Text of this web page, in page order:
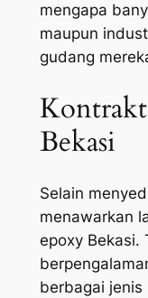
mengapa
maupun
gudang
Bekasi
Selain
menawarkan
epoxy Bekasi.
berbagai jenis